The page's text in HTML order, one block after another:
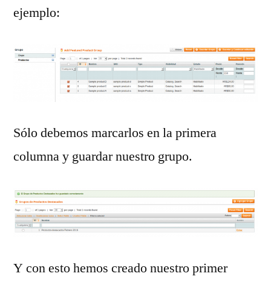
ejemplo:
Sólo debemos marcarlos en la primera
columna y guardar nuestro grupo.
Y con esto hemos creado nuestro primer